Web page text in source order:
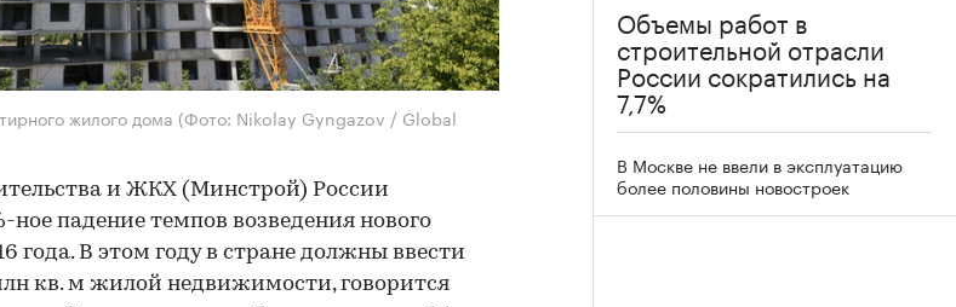
жилого дома (Фото: Nikolay Gyngazov / Global
и ЖКХ (Минстрой) России
ное падение темпов возведения нового
года. В этом году в стране должны ввести
кв. м жилой недвижимости, говорится
Объемы работ в
строительной отрасли
России сократились на
7,7%
В Москве не ввели в эксплуатацию
более половины новостроек